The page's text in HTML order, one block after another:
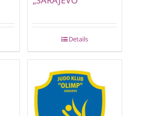
Details